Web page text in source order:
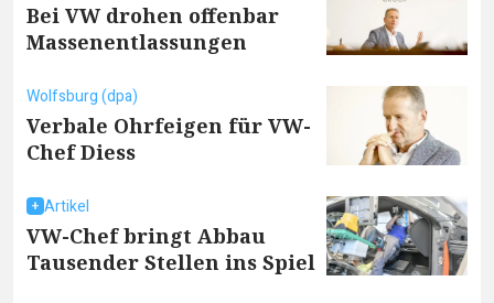
Bei VW drohen offenbar
Massenentlassungen
Wolfsburg (dpa)
Verbale Ohrfeigen für VW-
Chef Diess
Artikel
VW-Chef bringt Abbau
Tausender Stellen ins Spiel